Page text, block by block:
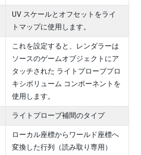
UV スケールとオフセットをライ
トマップに使用します。
これを設定すると、レンダラーは
ソースのゲームオブジェクトにア
タッチされた ライトプローブプロ
キシボリューム コンポーネントを
使用します。
ライトプローブ補間のタイプ
ローカル座標からワールド座標へ
変換した行列（読み取り専用）